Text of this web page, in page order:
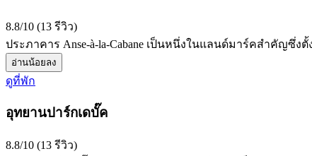
8.8/10 (13 รีวิว)
ประภาคาร Anse-à-la-Cabane เป็นหนึ่งในแลนด์มาร์คสำคัญซึ่
อ่านน้อยลง
ดูที่พัก
อุทยานปาร์กเดบั๊ค
8.8/10 (13 รีวิว)